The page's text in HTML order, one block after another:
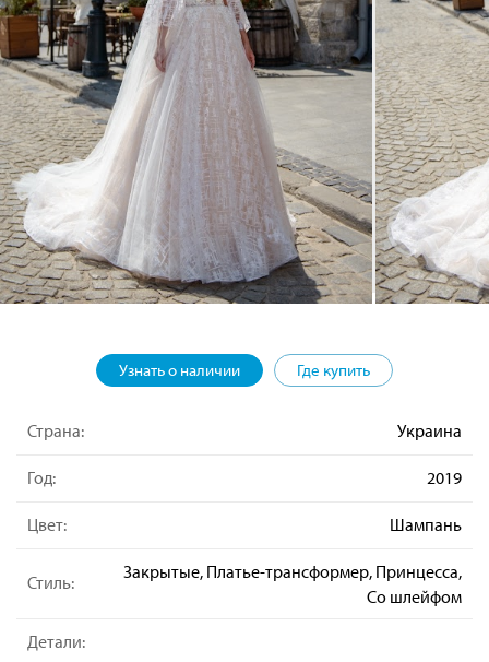
Узнать о наличии Где купить
Страна: Украина
Год: 2019
Цвет: Шампань
Стиль:
Закрытые, Платье-трансформер, Принцесса,
Со шлейфом
Детали: